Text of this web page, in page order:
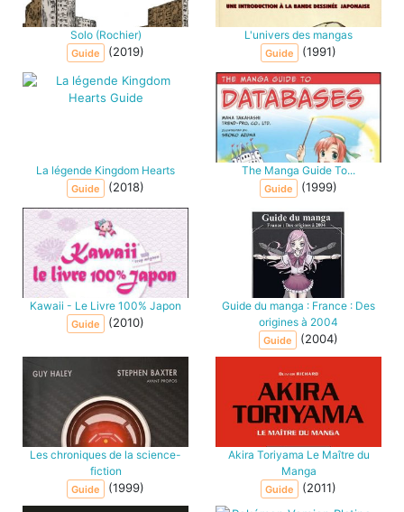
Solo (Rochier)
Guide (2019)
L'univers des mangas
Guide (1991)
La légende Kingdom Hearts
Guide (2018)
The Manga Guide To...
Guide (1999)
Kawaii - Le Livre 100% Japon
Guide (2010)
Guide du manga : France : Des
origines à 2004
Guide (2004)
Les chroniques de la science-
fiction
Guide (1999)
Akira Toriyama Le Maître du
Manga
Guide (2011)